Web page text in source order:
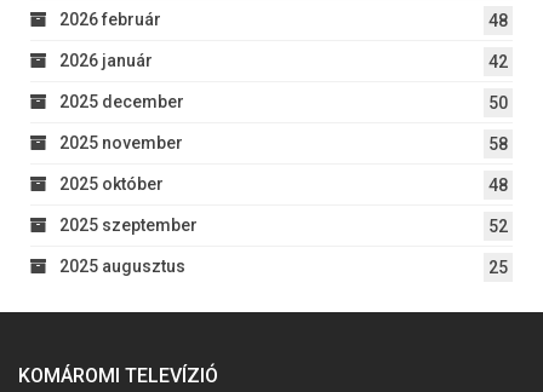
2026 február 48
2026 január 42
2025 december 50
2025 november 58
2025 október 48
2025 szeptember 52
2025 augusztus 25
KOMÁROMI TELEVÍZIÓ